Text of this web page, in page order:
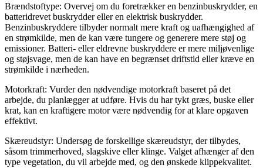
Brændstoftype: Overvej om du foretrækker en benzinbuskrydder, en
batteridrevet buskrydder eller en elektrisk buskrydder.
Benzinbuskryddere tilbyder normalt mere kraft og uafhængighed af
en strømkilde, men de kan være tungere og generere mere støj og
emissioner. Batteri- eller eldrevne buskryddere er mere miljøvenlige
og støjsvage, men de kan have en begrænset driftstid eller kræve en
strømkilde i nærheden.
Motorkraft: Vurder den nødvendige motorkraft baseret på det
arbejde, du planlægger at udføre. Hvis du har tykt græs, buske eller
krat, kan en kraftigere motor være nødvendig for at klare opgaven
effektivt.
Skæreudstyr: Undersøg de forskellige skæreudstyr, der tilbydes,
såsom trimmerhoved, slagskive eller klinge. Valget afhænger af den
type vegetation, du vil arbejde med, og den ønskede klippekvalitet.